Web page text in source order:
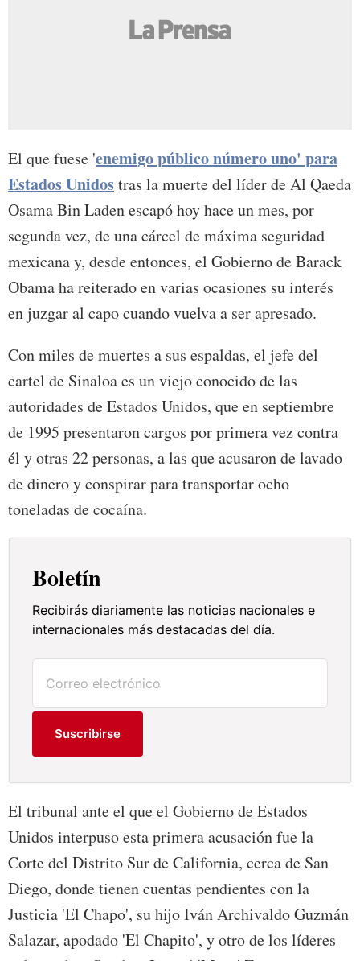
El que fuese 'enemigo público número uno' para
Estados Unidostras la muerte del líder de Al Qaeda
Osama Bin Laden escapó hoy hace un mes, por
segunda vez, de una cárcel de máxima seguridad
mexicana y, desde entonces, el Gobierno de Barack
Obama ha reiterado en varias ocasiones su interés
en juzgar al capo cuando vuelva a ser apresado.
Con miles de muertes a sus espaldas, el jefe del
cartel de Sinaloa es un viejo conocido de las
autoridades de Estados Unidos, que en septiembre
de 1995 presentaron cargos por primera vez contra
él y otras 22 personas, a las que acusaron de lavado
de dinero y conspirar para transportar ocho
toneladas de cocaína.
Boletín
Recibirás diariamente las noticias nacionales e
internacionales más destacadas del día.
Suscribirse
El tribunal ante el que el Gobierno de Estados
Unidos interpuso esta primera acusación fue la
Corte del Distrito Sur de California, cerca de San
Diego, donde tienen cuentas pendientes con la
Justicia 'El Chapo', su hijo Iván Archivaldo Guzmán
Salazar, apodado 'El Chapito', y otro de los líderes